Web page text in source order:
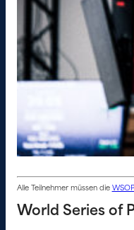
Alle Teilnehmer müssen die
World Series of